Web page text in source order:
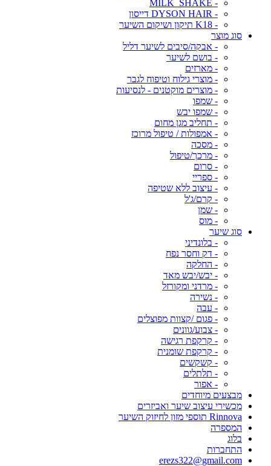
- MILK_SHAKE
- DYSON HAIR דייסון
- K18 תיקון ושיקום השיער
סוג מוצר
- אבקה/סיבים לשיער דליל
- בושם לשיער
- מארזים
- מוצרי גילוח וטיפוח לגבר
- מוצרים מוקטנים - לנסיעות
- שמפו
- שמפו יבש
- תחליב מגן מחום
- אמפולות / טיפול מרוכז
- מסכה
- מרכך/טיפול
- סרום
- ספריי
- עיצוב ללא שטיפה
- קרם/ג'ל
- שמן
- מוס
סוג שיער
- בלונדיני
- דק וחסר נפח
- החלקה
- יבש/יבש מאד
- מרדני ומקורזל
- נשירה
- עבה
- פגום /קצוות מפוצלים
- צבוע/גוונים
- קרקפת רגישה
- קרקפת שומנית
- קשקשים
- תלתלים
- אפור
מבצעים מיוחדים
מכשירי עיצוב שיער ואביזרים
Rinnova תוספי מזון לחיזוק השיער
המספרה
בלוג
התחברות
erezs322@gmail.com